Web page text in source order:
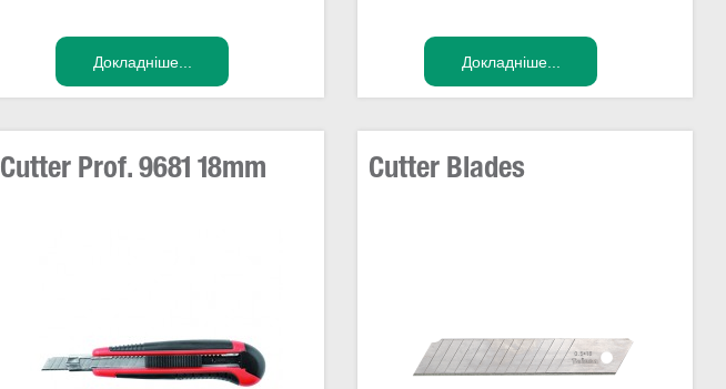
Cutter Prof. 9681 18mm Cutter Blades